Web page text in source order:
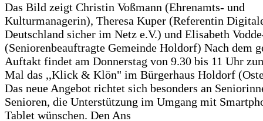
Das Bild zeigt Christin Voßmann (Ehrenamts- und
Kulturmanagerin), Theresa Kuper (Referentin
Deutschland sicher im Netz e.V.) und Elisabeth
(Seniorenbeauftragte Gemeinde Holdorf) Nach dem
Auftakt findet am Donnerstag von 9.30 bis 11 Uhr
Mal das ,,Klick & Klön" im Bürgerhaus Holdorf
Das neue Angebot richtet sich besonders an
Senioren, die Unterstützung im Umgang mit
Tablet wünschen. Den Ans